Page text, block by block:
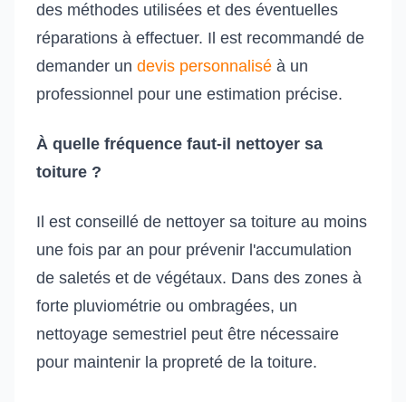
des méthodes utilisées et des éventuelles
réparations à effectuer. Il est recommandé de
demander un devis personnalisé à un
professionnel pour une estimation précise.
À quelle fréquence faut-il nettoyer sa
toiture ?
Il est conseillé de nettoyer sa toiture au moins
une fois par an pour prévenir l'accumulation
de saletés et de végétaux. Dans des zones à
forte pluviométrie ou ombragées, un
nettoyage semestriel peut être nécessaire
pour maintenir la propreté de la toiture.